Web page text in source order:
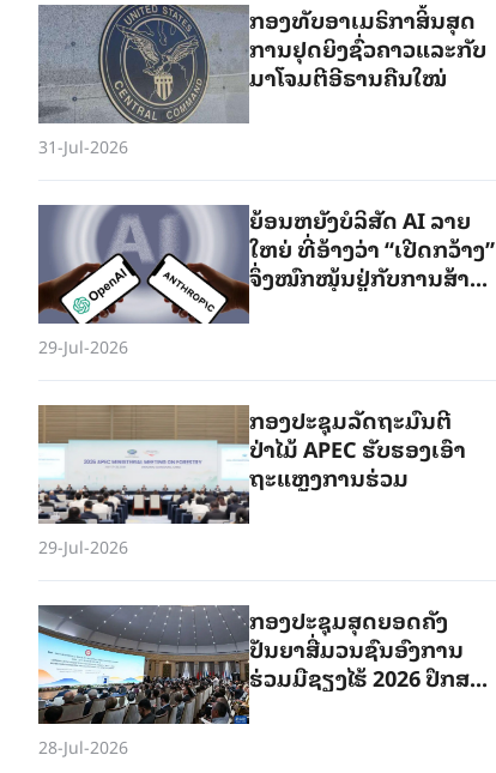
ກອງ​ທັບ​ອາ​ເມ​ຣິ​ກາ​ສິ້ນ​ສຸດ​
ການ​ຢຸດ​ຍິງ​ຊົ່ວ​ຄາວ​ແລະ​ກັບ​
ມາ​ໂຈມ​ຕີ​ອີ​ຣານ​ຄືນ​ໃໝ່
31-Jul-2026
ຍ້ອນຫຍັງບໍລິສັດ AI ລາຍ
ໃຫຍ່ ທີ່ອ້າງວ່າ “ເປີດກວ້າງ”
ຈຶ່ງໝົກໝຸ້ນຢູ່ກັບການສ້າງ
29-Jul-2026
ກອງປະຊຸມລັດຖະມົນຕີ
ປ່າໄມ້ APEC ຮັບຮອງເອົາ
ຖະແຫຼງການຮ່ວມ
29-Jul-2026
ກອງປະຊຸມສຸດຍອດຄັງ
ປັນຍາສື່ມວນຊົນອົງການ
ຮ່ວມມືຊຽງໄຮ້ 2026 ປຶກສາ
28-Jul-2026